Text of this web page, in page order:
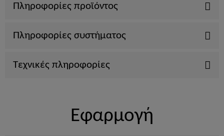
Πληροφορίες προϊόντος
Πληροφορίες συστήματος
Τεχνικές πληροφορίες
Εφαρμογή